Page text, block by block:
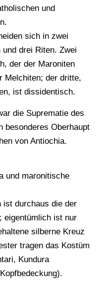
und
sich in zwei
drei Riten. Zwei
der der Maroniten
Melchiten; der dritte,
ist dissidentisch.
die Suprematie des
besonderes Oberhaupt
von Antiochia.
und maronitische
ist durchaus die der
eigentümlich ist nur
silberne Kreuz
tragen das Kostüm
Kundura